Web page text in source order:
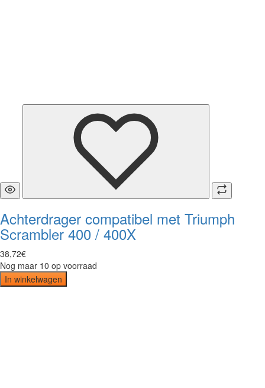
Achterdrager compatibel met Triumph
Scrambler 400 / 400X
38,72€
Nog maar 10 op voorraad
In winkelwagen